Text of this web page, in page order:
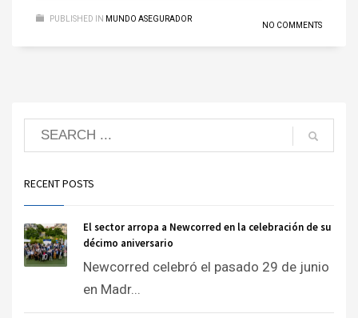
PUBLISHED IN MUNDO ASEGURADOR
NO COMMENTS
RECENT POSTS
El sector arropa a Newcorred en la celebración de su
décimo aniversario
Newcorred celebró el pasado 29 de junio
en Madr...